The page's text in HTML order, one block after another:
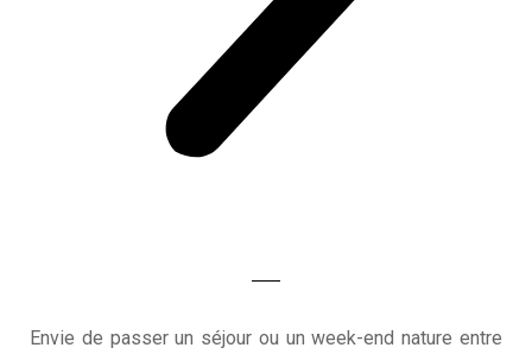
Envie de passer un séjour ou un week-end nature entre